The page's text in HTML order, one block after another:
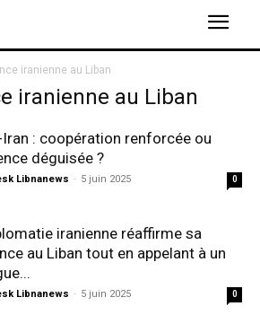
iranienne au Liban
iranienne au Liban
Iran : coopération renforcée ou
déguisée ?
Libnanews - 5 juin 2025 0
iranienne réaffirme sa
au Liban tout en appelant à un
Libnanews - 5 juin 2025 0